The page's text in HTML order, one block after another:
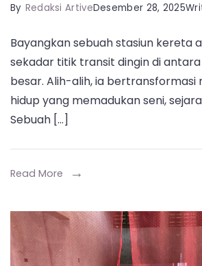
By Redaksi ArtiveDesember 28, 2025
Bayangkan sebuah stasiun kereta
sekadar titik transit dingin di
besar. Alih-alih, ia bertransformasi
hidup yang memadukan seni,
Sebuah […]
Read More